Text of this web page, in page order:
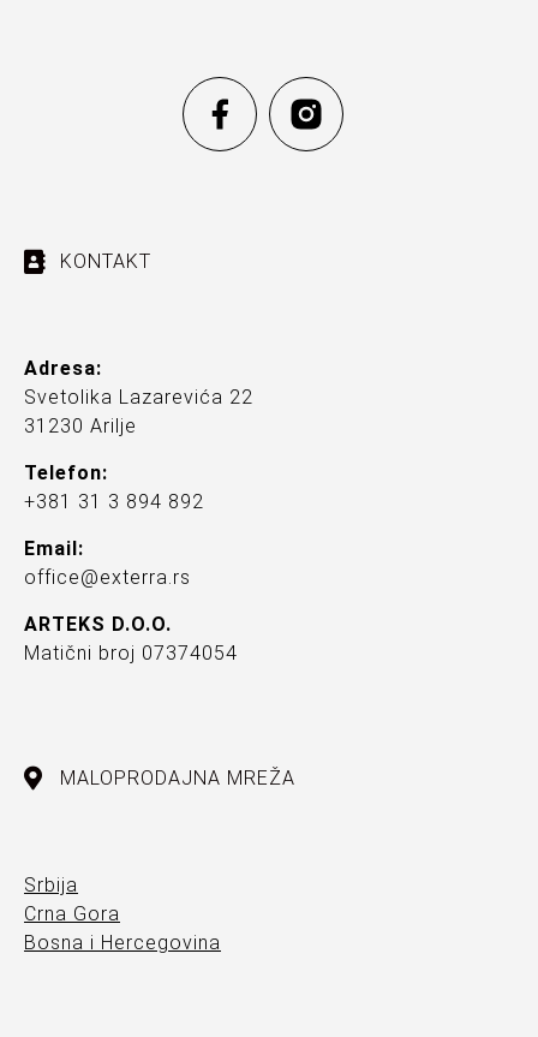
KONTAKT
Adresa:
Svetolika Lazarevića 22
31230 Arilje
Telefon:
+381 31 3 894 892
Email:
office@exterra.rs
ARTEKS D.O.O.
Matični broj 07374054
MALOPRODAJNA MREŽA
Srbija
Crna Gora
Bosna i Hercegovina